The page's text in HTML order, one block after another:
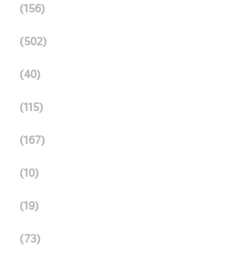
(156)
(502)
(40)
(115)
(167)
(10)
(19)
(73)